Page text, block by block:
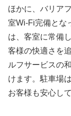
ほかに、バリア
室Wi-Fi完備とな
は、客室に常備
客様の快適さを
ルフサービスの
けます。駐車場
お客様も安心し